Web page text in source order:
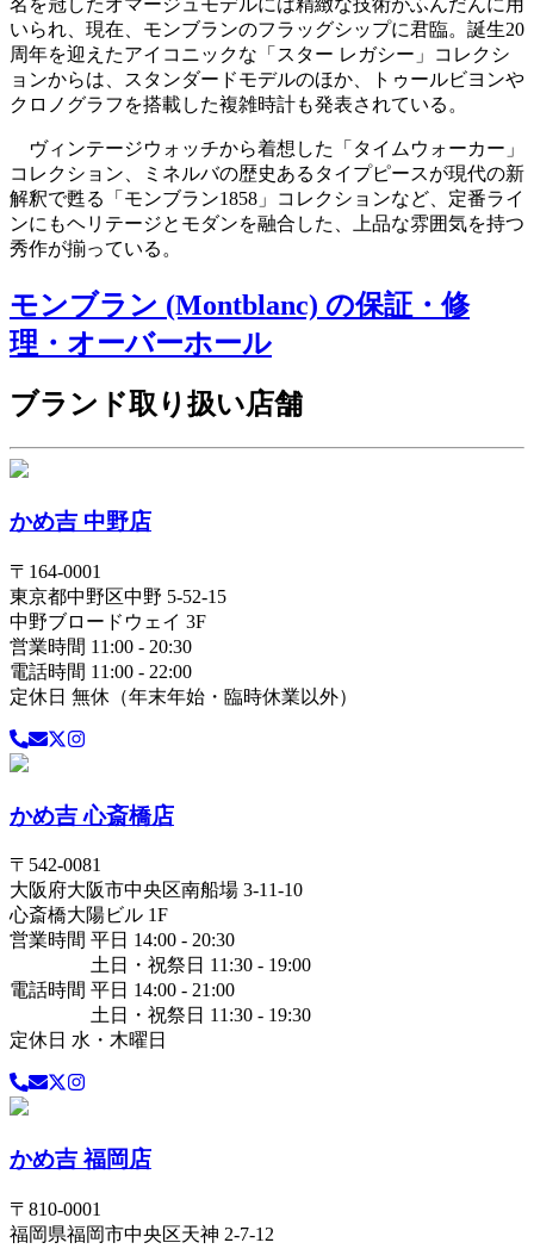
いられ、現在、モンブランのフラッグシップに君臨。誕生20
周年を迎えたアイコニックな「スター レガシー」コレクシ
ョンからは、スタンダードモデルのほか、トゥールビヨンや
クロノグラフを搭載した複雑時計も発表されている。
ヴィンテージウォッチから着想した「タイムウォーカー」
コレクション、ミネルバの歴史あるタイプピースが現代の新
解釈で甦る「モンブラン1858」コレクションなど、定番ライ
ンにもヘリテージとモダンを融合した、上品な雰囲気を持つ
秀作が揃っている。
モンブラン (Montblanc) の保証・修
理・オーバーホール
ブランド取り扱い店舗
かめ吉 中野店
〒 164-0001
東京都中野区中野 5-52-15
中野ブロードウェイ 3F
営業時間 11:00 - 20:30
電話時間 11:00 - 22:00
定休日 無休（年末年始・臨時休業以外）
かめ吉 心斎橋店
〒 542-0081
大阪府大阪市中央区南船場 3-11-10
心斎橋大陽ビル 1F
営業時間 平日 14:00 - 20:30
土日・祝祭日 11:30 - 19:00
電話時間 平日 14:00 - 21:00
土日・祝祭日 11:30 - 19:30
定休日 水・木曜日
かめ吉 福岡店
〒 810-0001
福岡県福岡市中央区天神 2-7-12